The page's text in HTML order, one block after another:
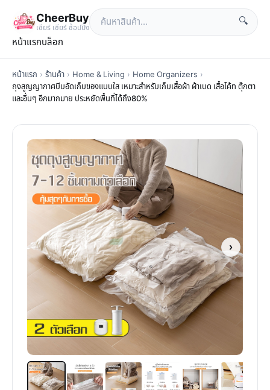
CheerBuy
เซียร์ เซียร์ ช้อปปิ้ง
🔍
หน้าแรกบล็อก
หน้าแรก › ร้านค้า › Home & Living › Home Organizers ›
ถุงสูญญากาศบีบอัดเก็บของแบบใส เหมาะสำหรับเก็บเสื้อผ้า ผ้าเบด เสื้อโค้ท ตุ๊กตา
และอื่นๆ อีกมากมาย ประหยัดพื้นที่ได้ถึง80%
›